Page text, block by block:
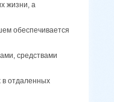
жизни, а
обеспечивается
средствами
в отдаленных